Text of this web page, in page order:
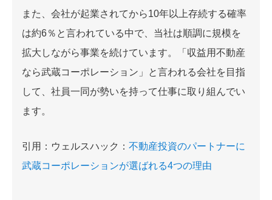
また、会社が起業されてから10年以上存続する確率
は約6％と言われている中で、当社は順調に規模を
拡大しながら事業を続けています。「収益用不動産
なら武蔵コーポレーション」と言われる会社を目指
して、社員一同が勢いを持って仕事に取り組んでい
ます。
引用：ウェルスハック： 不動産投資のパートナーに
武蔵コーポレーションが選ばれる4つの理由